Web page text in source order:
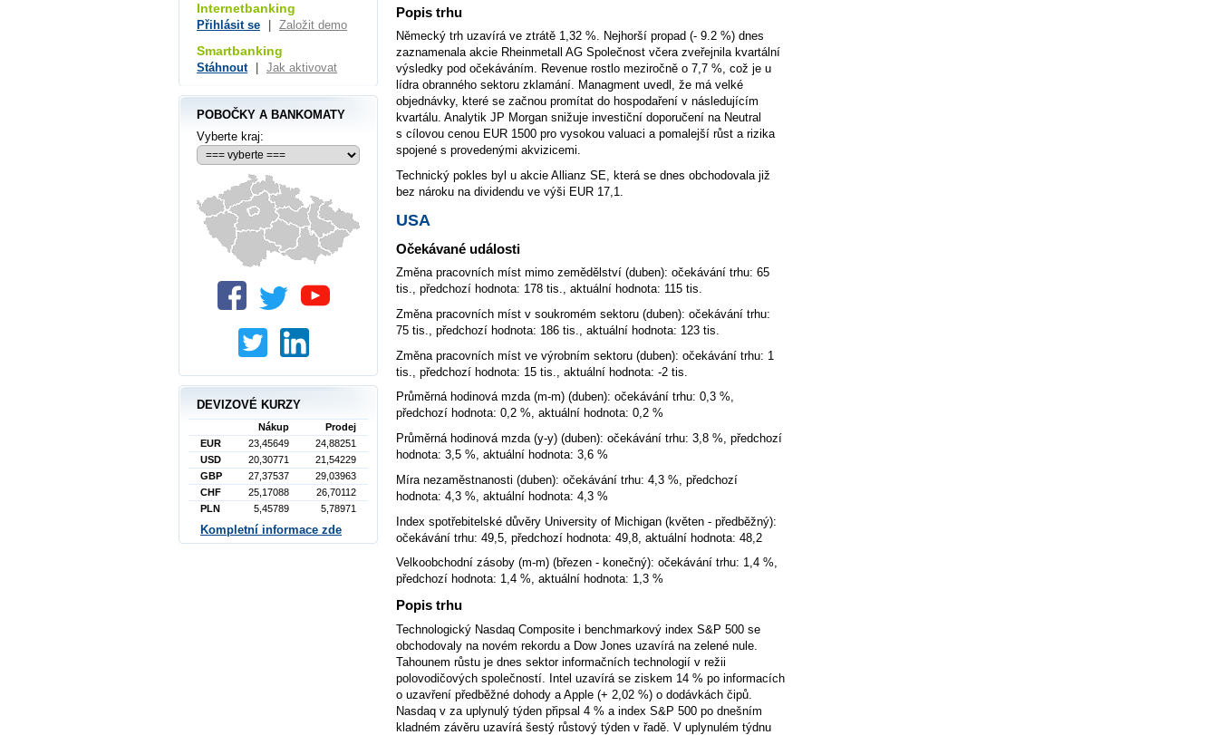
Popis trhu
Německý trh uzavírá ve ztrátě 1,32 %. Nejhorší propad (- 9.2 %) dnes
zaznamenala akcie Rheinmetall AG Společnost včera zveřejnila kvartální
výsledky pod očekáváním. Revenue rostlo meziročně o 7,7 %, což je u
lídra obranného sektoru zklamání. Managment uvedl, že má velké
objednávky, které se začnou promítat do hospodaření v následujícím
kvartálu. Analytik JP Morgan snižuje investiční doporučení na Neutral
s cílovou cenou EUR 1500 pro vysokou valuaci a pomalejší růst a rizika
spojené s provedenými akvizicemi.
Technický pokles byl u akcie Allianz SE, která se dnes obchodovala již
bez nároku na dividendu ve výši EUR 17,1.
USA
Očekávané události
Změna pracovních míst mimo zemědělství (duben): očekávání trhu: 65
tis., předchozí hodnota: 178 tis., aktuální hodnota: 115 tis.
Změna pracovních míst v soukromém sektoru (duben): očekávání trhu:
75 tis., předchozí hodnota: 186 tis., aktuální hodnota: 123 tis.
Změna pracovních míst ve výrobním sektoru (duben): očekávání trhu: 1
tis., předchozí hodnota: 15 tis., aktuální hodnota: -2 tis.
Průměrná hodinová mzda (m-m) (duben): očekávání trhu: 0,3 %,
předchozí hodnota: 0,2 %, aktuální hodnota: 0,2 %
Průměrná hodinová mzda (y-y) (duben): očekávání trhu: 3,8 %, předchozí
hodnota: 3,5 %, aktuální hodnota: 3,6 %
Míra nezaměstnanosti (duben): očekávání trhu: 4,3 %, předchozí
hodnota: 4,3 %, aktuální hodnota: 4,3 %
Index spotřebitelské důvěry University of Michigan (květen - předběžný):
očekávání trhu: 49,5, předchozí hodnota: 49,8, aktuální hodnota: 48,2
Velkoobchodní zásoby (m-m) (březen - konečný): očekávání trhu: 1,4 %,
předchozí hodnota: 1,4 %, aktuální hodnota: 1,3 %
Popis trhu
Technologický Nasdaq Composite i benchmarkový index S&P 500 se
obchodovaly na novém rekordu a Dow Jones uzavírá na zelené nule.
Tahounem růstu je dnes sektor informačních technologií v režii
polovodičových společností. Intel uzavírá se ziskem 14 % po informacích
o uzavření předběžné dohody a Apple (+ 2,02 %) o dodávkách čipů.
Nasdaq v za uplynulý týden připsal 4 % a index S&P 500 po dnešním
kladném závěru uzavírá šestý růstový týden v řadě. V uplynulém týdnu
Internetbanking
Přihlásit se Založit demo
Smartbanking
Stáhnout Jak aktivovat
POBOČKY A BANKOMATY
Vyberte kraj:
DEVIZOVÉ KURZY
Nákup
Prodej
EUR
23,45649
24,88251
USD
20,30771
21,54229
GBP
27,37537
29,03963
CHF
25,17088
26,70112
PLN
5,45789 5,78971
Kompletní informace zde